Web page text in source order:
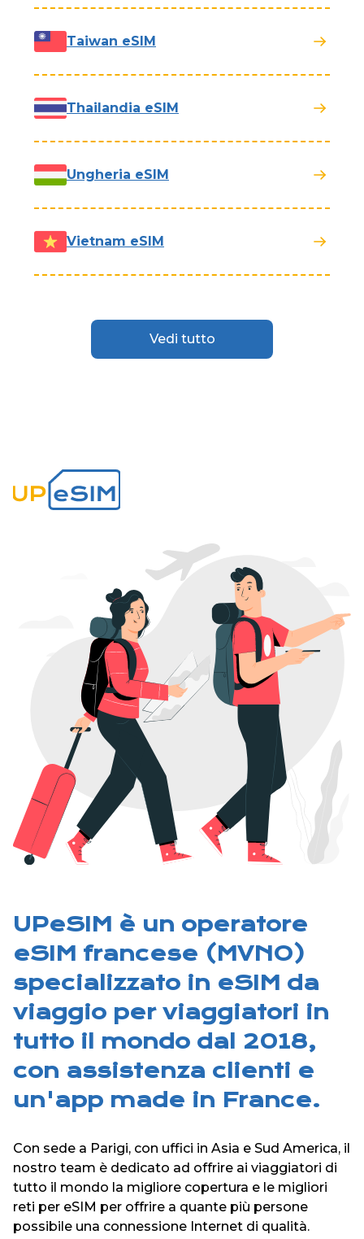
Taiwan eSIM
Thailandia eSIM
Ungheria eSIM
Vietnam eSIM
Vedi tutto
UPeSIM è un operatore
eSIM francese (MVNO)
specializzato in eSIM da
viaggio per viaggiatori in
tutto il mondo dal 2018,
con assistenza clienti e
un'app made in France.
Con sede a Parigi, con uffici in Asia e Sud America, il
nostro team è dedicato ad offrire ai viaggiatori di
tutto il mondo la migliore copertura e le migliori
reti per eSIM per offrire a quante più persone
possibile una connessione Internet di qualità.